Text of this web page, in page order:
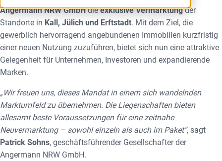
Angermann NRW GmbHdieexklusive Vermarktungder
Standorte in Kall, Jülich und Erftstadt. Mit dem Ziel, die
gewerblich hervorragend angebundenen Immobilien kurzfristig
einer neuen Nutzung zuzuführen, bietet sich nun eine attraktive
Gelegenheit für Unternehmen, Investoren und expandierende
Marken.
„Wir freuen uns, dieses Mandat in einem sich wandelnden
Marktumfeld zu übernehmen. Die Liegenschaften bieten
allesamt beste Voraussetzungen für eine zeitnahe
Neuvermarktung – sowohl einzeln als auch im Paket“, sagt
Patrick Sohns, geschäftsführender Gesellschafter der
Angermann NRW GmbH.